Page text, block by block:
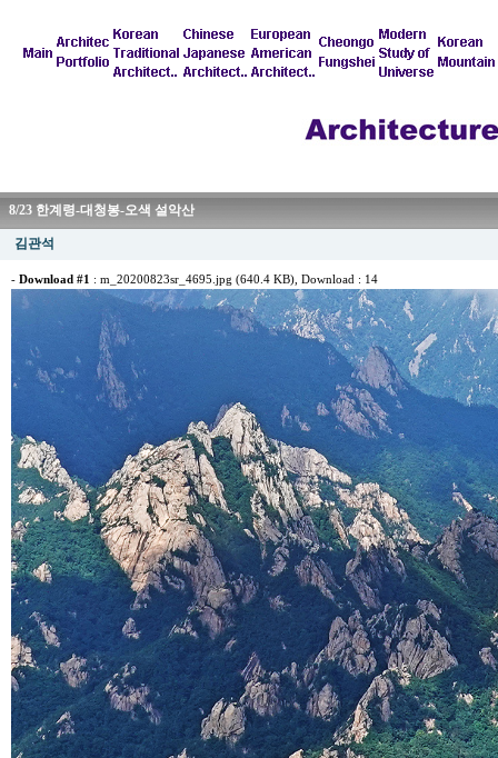
8/23 한계령-대청봉-오색 설악산
김관석
- Download #1 : m_20200823sr_4695.jpg (640.4 KB) , Download : 14